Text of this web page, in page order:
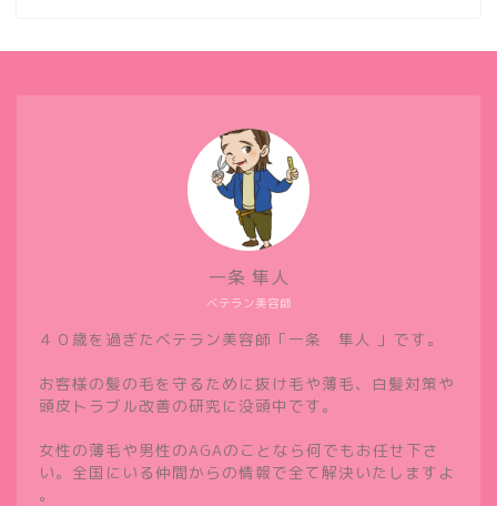
ベテラン美容師
一条 隼人
４０歳を過ぎたベテラン美容師「一条 隼人 」です。
お客様の髪の毛を守るために抜け毛や薄毛、白髪対策や
頭皮トラブル改善の研究に没頭中です。
女性の薄毛や男性のAGAのことなら何でもお任せ下さ
い。全国にいる仲間からの情報で全て解決いたしますよ
。